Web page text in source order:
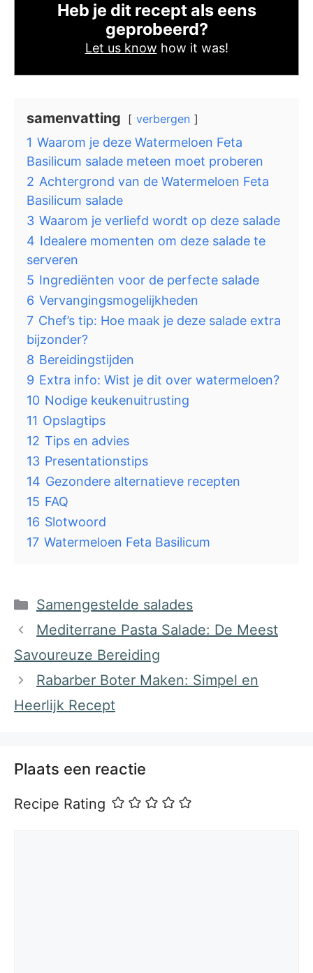
Heb je dit recept als eens
geprobeerd?
Let us know how it was!
samenvatting verbergen
1 Waarom je deze Watermeloen Feta
Basilicum salade meteen moet proberen
2 Achtergrond van de Watermeloen Feta
Basilicum salade
3 Waarom je verliefd wordt op deze salade
4 Idealere momenten om deze salade te
serveren
5 Ingrediënten voor de perfecte salade
6 Vervangingsmogelijkheden
7 Chef’s tip: Hoe maak je deze salade extra
bijzonder?
8 Bereidingstijden
9 Extra info: Wist je dit over watermeloen?
10 Nodige keukenuitrusting
11 Opslagtips
12 Tips en advies
13 Presentationstips
14 Gezondere alternatieve recepten
15 FAQ
16 Slotwoord
17 Watermeloen Feta Basilicum
Categorieën
Samengestelde salades
Mediterrane Pasta Salade: De Meest
Savoureuze Bereiding
Rabarber Boter Maken: Simpel en
Heerlijk Recept
Plaats een reactie
Recipe Rating